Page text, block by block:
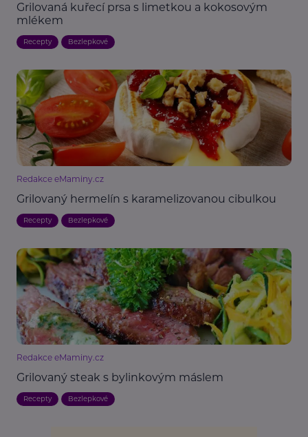
Grilovaná kuřecí prsa s limetkou a kokosovým
mlékem
Recepty Bezlepkové
Redakce eMaminy.cz
Grilovaný hermelín s karamelizovanou cibulkou
Recepty Bezlepkové
Redakce eMaminy.cz
Grilovaný steak s bylinkovým máslem
Recepty Bezlepkové